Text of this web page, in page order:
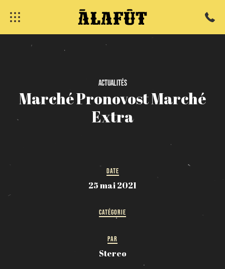
Actualités
MarchéPronovostMarché
Extra
DATE
25 mai 2021
CATÉGORIE
PAR
Stereo